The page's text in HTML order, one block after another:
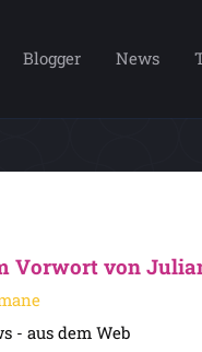
Blogger News
Vorwort von
- aus dem Web